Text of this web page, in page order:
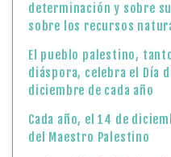
determinación y sobre
sobre los recursos
El pueblo palestino,
diáspora, celebra el Día
diciembre de cada año
Cada año, el 14 de
del Maestro Palestino